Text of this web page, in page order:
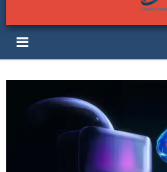
Facultad
Ciencia